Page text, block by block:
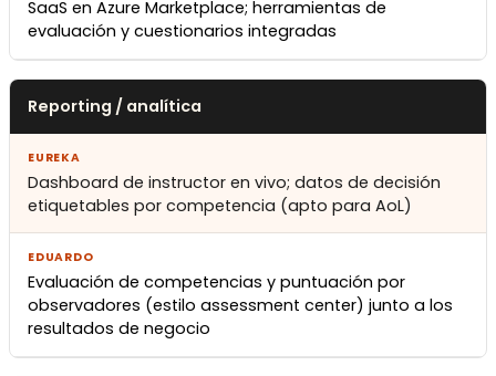
SaaS en Azure Marketplace; herramientas de
evaluación y cuestionarios integradas
Reporting / analítica
Dashboard de instructor en vivo; datos de decisión
etiquetables por competencia (apto para AoL)
Evaluación de competencias y puntuación por
observadores (estilo assessment center) junto a los
resultados de negocio